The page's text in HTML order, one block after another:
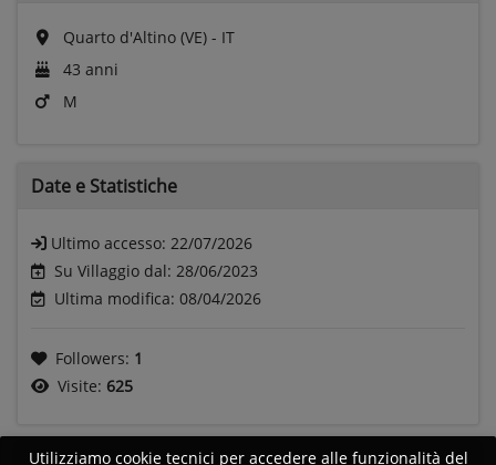
Quarto d'Altino (VE) - IT
43 anni
M
Date e Statistiche
Ultimo accesso: 22/07/2026
Su Villaggio dal: 28/06/2023
Ultima modifica: 08/04/2026
Followers: 1
Visite: 625
Utilizziamo cookie tecnici per accedere alle funzionalità del